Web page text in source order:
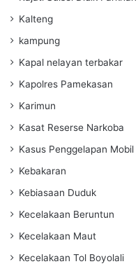
Kalteng
kampung
Kapal nelayan terbakar
Kapolres Pamekasan
Karimun
Kasat Reserse Narkoba
Kasus Penggelapan Mobil
Kebakaran
Kebiasaan Duduk
Kecelakaan Beruntun
Kecelakaan Maut
Kecelakaan Tol Boyolali